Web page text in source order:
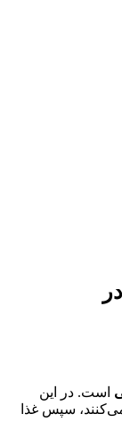
است. در این
سپس غذا